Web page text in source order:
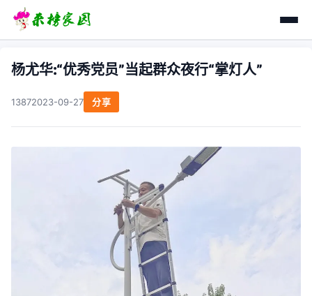
杨尤华:“优秀党员”当起群众夜行“掌灯人”
13872023-09-27 分享